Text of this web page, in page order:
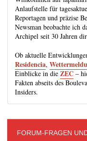
Anlaufstelle für
Reportagen und präzise
Newsman beobachte ich
Archipel seit 30 Jahren
Ob aktuelle
Residencia,
Einblicke in dieZEC –
Fakten abseits des
Insiders.
FORUM-FRAGEN